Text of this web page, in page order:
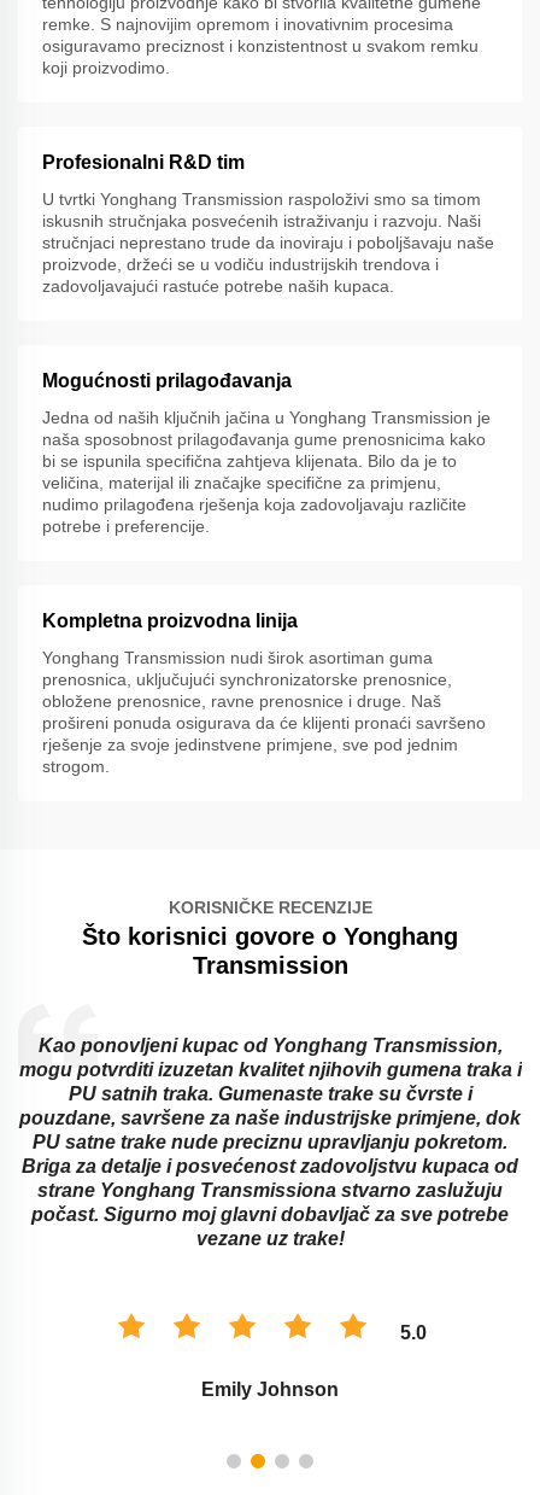
remke. S najnovijim opremom i inovativnim procesima
osiguravamo preciznost i konzistentnost u svakom remku
koji proizvodimo.
Profesionalni R&D tim
U tvrtki Yonghang Transmission raspoloživi smo sa timom
iskusnih stručnjaka posvećenih istraživanju i razvoju. Naši
stručnjaci neprestano trude da inoviraju i poboljšavaju naše
proizvode, držeći se u vodiču industrijskih trendova i
zadovoljavajući rastuće potrebe naših kupaca.
Mogućnosti prilagođavanja
Jedna od naših ključnih jačina u Yonghang Transmission je
naša sposobnost prilagođavanja gume prenosnicima kako
bi se ispunila specifična zahtjeva klijenata. Bilo da je to
veličina, materijal ili značajke specifične za primjenu,
nudimo prilagođena rješenja koja zadovoljavaju različite
potrebe i preferencije.
Kompletna proizvodna linija
Yonghang Transmission nudi širok asortiman guma
prenosnica, uključujući synchronizatorske prenosnice,
obložene prenosnice, ravne prenosnice i druge. Naš
prošireni ponuda osigurava da će klijenti pronaći savršeno
rješenje za svoje jedinstvene primjene, sve pod jednim
strogom.
KORISNIČKE RECENZIJE
Što korisnici govore o Yonghang
Transmission
Kao ponovljeni kupac od Yonghang Transmission,
mogu potvrditi izuzetan kvalitet njihovih gumena traka i
PU satnih traka. Gumenaste trake su čvrste i
pouzdane, savršene za naše industrijske primjene, dok
PU satne trake nude preciznu upravljanju pokretom.
Briga za detalje i posvećenost zadovoljstvu kupaca od
strane Yonghang Transmissiona stvarno zaslužuju
počast. Sigurno moj glavni dobavljač za sve potrebe
vezane uz trake!
5.0
Emily Johnson